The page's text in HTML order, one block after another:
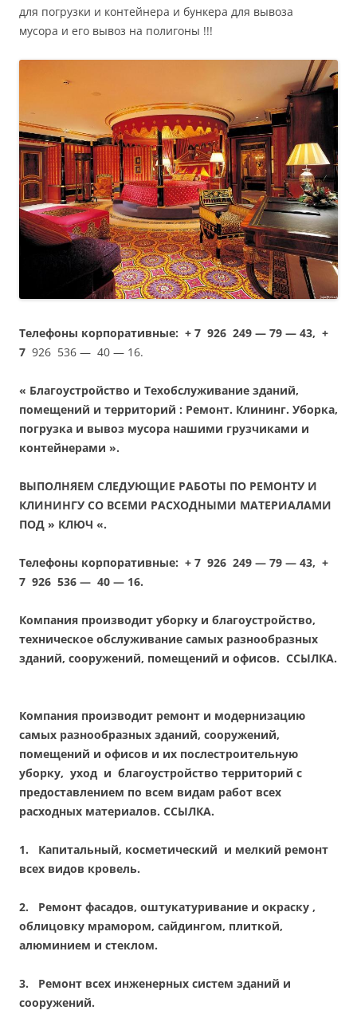
для погрузки и контейнера и бункера для вывоза
мусора и его вывоз на полигоны !!!
Телефоны корпоративные: + 7 926 249 — 79 — 43, +
7 926 536 — 40 — 16.
« Благоустройство и Техобслуживание зданий,
помещений и территорий : Ремонт. Клининг. Уборка,
погрузка и вывоз мусора нашими грузчиками и
контейнерами ».
ВЫПОЛНЯЕМ СЛЕДУЮЩИЕ РАБОТЫ ПО РЕМОНТУ И
КЛИНИНГУ СО ВСЕМИ РАСХОДНЫМИ МАТЕРИАЛАМИ
ПОД » КЛЮЧ «.
Телефоны корпоративные: + 7 926 249 — 79 — 43, +
7 926 536 — 40 — 16.
Компания производит уборку и благоустройство,
техническое обслуживание самых разнообразных
зданий, сооружений, помещений и офисов. ССЫЛКА.
Компания производит ремонт и модернизацию
самых разнообразных зданий, сооружений,
помещений и офисов и их послестроительную
уборку, уход и благоустройство территорий с
предоставлением по всем видам работ всех
расходных материалов. ССЫЛКА.
1. Капитальный, косметический и мелкий ремонт
всех видов кровель.
2. Ремонт фасадов, оштукатуривание и окраску ,
облицовку мрамором, сайдингом, плиткой,
алюминием и стеклом.
3. Pемонт всех инженерных систем зданий и
сооружений.